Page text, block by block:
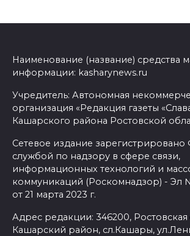
Наименование (название) средства
информации: kasharynews.ru
Учредитель: Автономная
организация «Редакция газеты
Кашарского района Ростовской
Сетевое издание
службой по надзору в сфере связи,
информационных технологий и
коммуникаций (Роскомнадзор) - Эл
от 21 марта 2023 г.
Адрес редакции: 346200, Ростовская
Кашарский район, сл.Кашары,